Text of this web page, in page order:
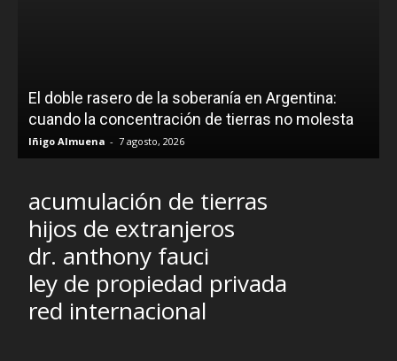
El doble rasero de la soberanía en Argentina:
cuando la concentración de tierras no molesta
Iñigo Almuena - 7 agosto, 2026
acumulación de tierras
hijos de extranjeros
dr. anthony fauci
ley de propiedad privada
red internacional